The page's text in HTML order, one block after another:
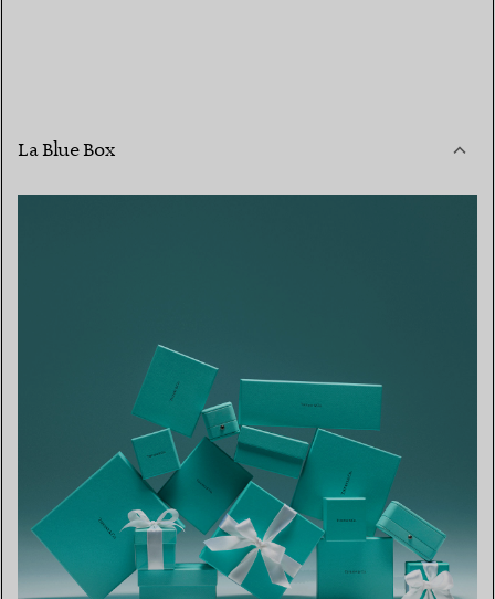
La Blue Box